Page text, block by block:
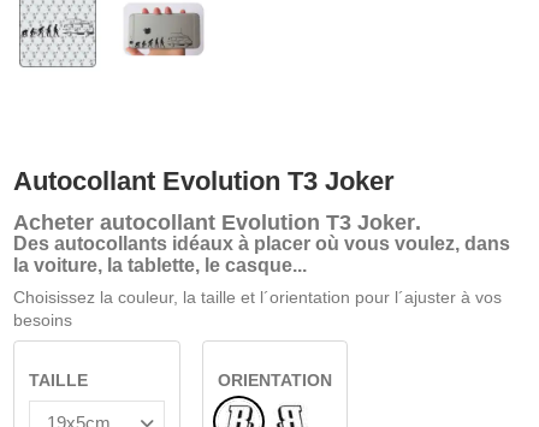
Autocollant Evolution T3 Joker
Acheter autocollant Evolution T3 Joker.
Des autocollants idéaux à placer où vous voulez, dans
la voiture, la tablette, le casque...
Choisissez la couleur, la taille et l´orientation pour l´ajuster à vos
besoins
TAILLE
ORIENTATION
NormalRenversé